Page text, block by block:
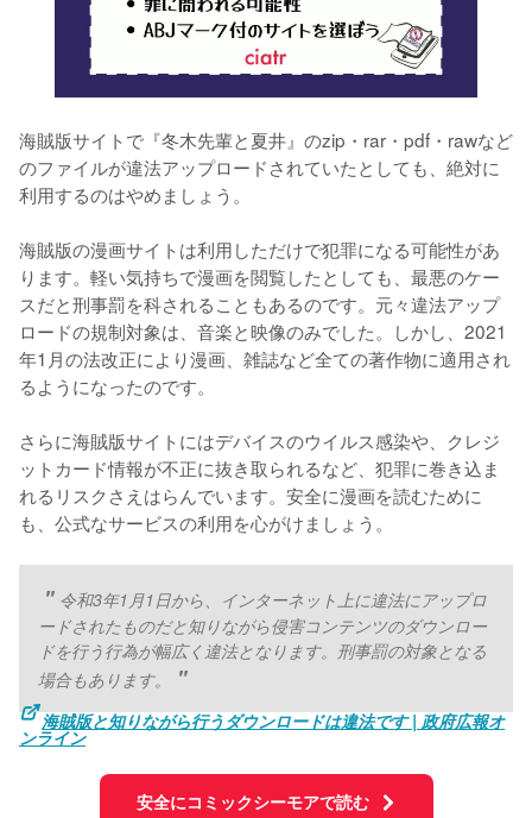
海賊版サイトで『冬木先輩と夏井』のzip・rar・pdf・rawなど
のファイルが違法アップロードされていたとしても、絶対に
利用するのはやめましょう。
海賊版の漫画サイトは利用しただけで犯罪になる可能性があ
ります。軽い気持ちで漫画を閲覧したとしても、最悪のケー
スだと刑事罰を科されることもあるのです。元々違法アップ
ロードの規制対象は、音楽と映像のみでした。しかし、2021
年1月の法改正により漫画、雑誌など全ての著作物に適用され
るようになったのです。
さらに海賊版サイトにはデバイスのウイルス感染や、クレジ
ットカード情報が不正に抜き取られるなど、犯罪に巻き込ま
れるリスクさえはらんでいます。安全に漫画を読むために
も、公式なサービスの利用を心がけましょう。
令和3年1月1日から、インターネット上に違法にアップロ
ードされたものだと知りながら侵害コンテンツのダウンロー
ドを行う行為が幅広く違法となります。刑事罰の対象となる
場合もあります。
海賊版と知りながら行うダウンロードは違法です | 政府広報オ
ンライン
安全にコミックシーモアで読む